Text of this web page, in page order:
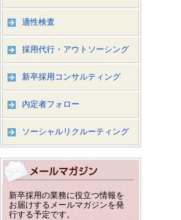
適性検査
採用代行・アウトソーシング
新卒採用コンサルティング
内定者フォロー
ソーシャルリクルーティング
新卒採用の業務に役立つ情報を
お届けするメールマガジンを発
行する予定です。